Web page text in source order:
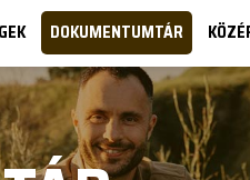
DOKUMENTUMTÁR